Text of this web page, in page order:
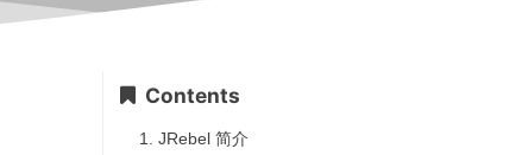
Contents
1.
JRebel 简介